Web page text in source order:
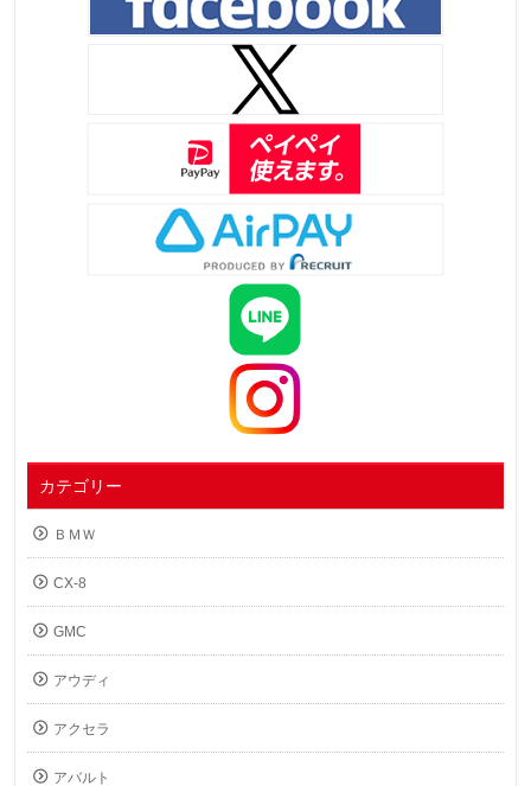
カテゴリー
ＢＭＷ
CX-8
GMC
アウディ
アクセラ
アバルト